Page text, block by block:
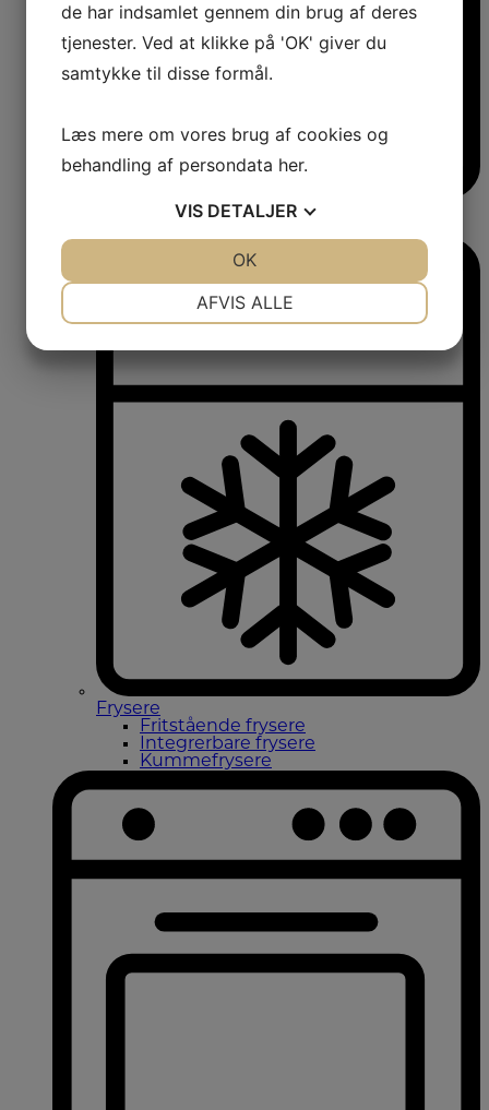
Vinkøleskabe
Frysere
Fritstående frysere
Integrerbare frysere
Kummefrysere
de har indsamlet gennem din brug af deres
tjenester. Ved at klikke på 'OK' giver du
samtykke til disse formål.
Læs mere om vores brug af cookies og
behandling af persondata her.
VIS DETALJER
AFVIS ALLE
OK